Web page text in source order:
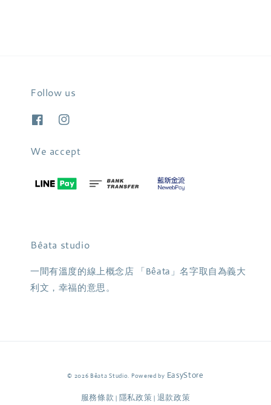
Follow us
We accept
Bêata studio
一間有溫度的線上概念店 「Bêata」名字取自為義大
利文，幸福的意思。
© 2026 Bêata Studio. Powered by EasyStore
服務條款 | 隱私政策 | 退款政策